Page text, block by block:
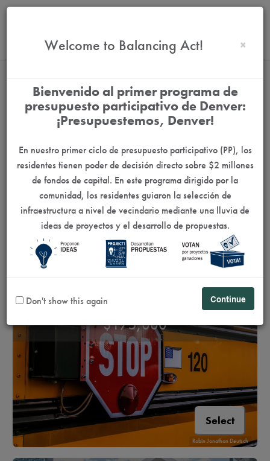
East Central Ballot Spanish:
Boleta Centro Este de Denver
$300,000
$0
Selected
$300,000
Needed
Ruta segura a la escuela
en Capitol Hill
$175,000
Select
Robin Jonathan Deutsch
Welcome to Balancing Act! ×
Bienvenido al primer programa de
presupuesto participativo de Denver:
¡Presupuestemos, Denver!
En nuestro primer ciclo de presupuesto participativo (PP), los
residentes tienen poder de decisión directo sobre $2 millones
de fondos de capital. En este programa dirigido por la
comunidad, los residentes guiaron la selección de
infraestructura a nivel de vecindario mediante una lluvia de
ideas de proyectos y el desarrollo de propuestas.
Don't show this again Continue